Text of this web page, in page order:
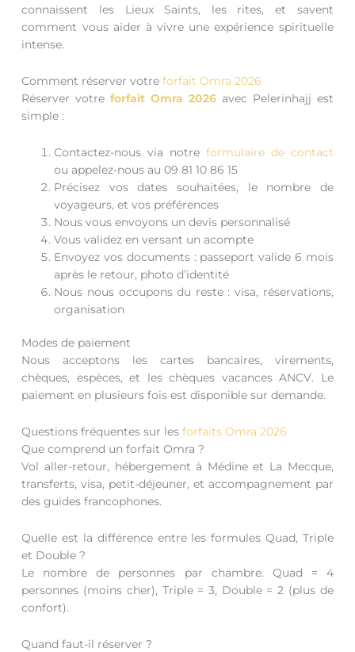
connaissent les Lieux Saints, les rites, et savent
comment vous aider à vivre une expérience spirituelle
intense.
Comment réserver votreforfait Omra 2026
Réserver votreforfait Omra 2026avec Pelerinhajj est
simple :
Contactez-nous via notre formulaire de contact
ou appelez-nous au 09 81 10 86 15
Précisez vos dates souhaitées, le nombre de
voyageurs, et vos préférences
Nous vous envoyons un devis personnalisé
Vous validez en versant un acompte
Envoyez vos documents : passeport valide 6 mois
après le retour, photo d’identité
Nous nous occupons du reste : visa, réservations,
organisation
Modes de paiement
Nous acceptons les cartes bancaires, virements,
chèques, espèces, et les chèques vacances ANCV. Le
paiement en plusieurs fois est disponible sur demande.
Questions fréquentes sur lesforfaits Omra 2026
Que comprend un forfait Omra ?
Vol aller-retour, hébergement à Médine et La Mecque,
transferts, visa, petit-déjeuner, et accompagnement par
des guides francophones.
Quelle est la différence entre les formules Quad, Triple
et Double ?
Le nombre de personnes par chambre. Quad = 4
personnes (moins cher), Triple = 3, Double = 2 (plus de
confort).
Quand faut-il réserver ?